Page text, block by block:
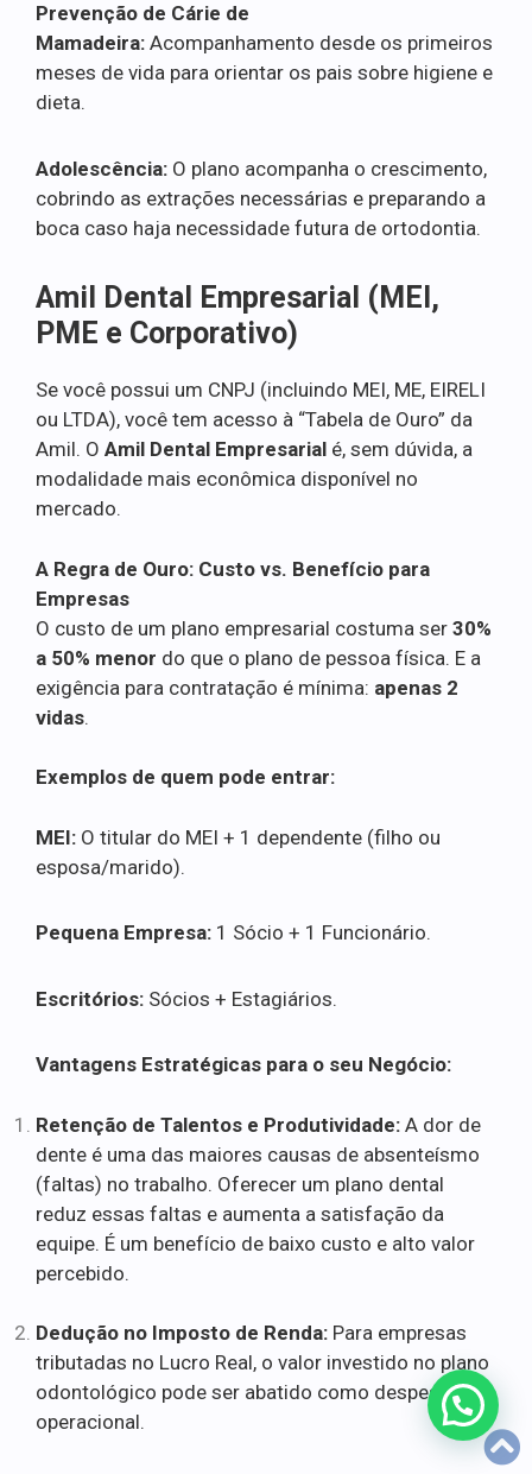
Prevenção de Cárie de
Mamadeira: Acompanhamento desde os primeiros
meses de vida para orientar os pais sobre higiene e
dieta.
Adolescência: O plano acompanha o crescimento,
cobrindo as extrações necessárias e preparando a
boca caso haja necessidade futura de ortodontia.
Amil Dental Empresarial (MEI,
PME e Corporativo)
Se você possui um CNPJ (incluindo MEI, ME, EIRELI
ou LTDA), você tem acesso à “Tabela de Ouro” da
Amil. O Amil Dental Empresarial é, sem dúvida, a
modalidade mais econômica disponível no
mercado.
A Regra de Ouro: Custo vs. Benefício para
Empresas
O custo de um plano empresarial costuma ser 30%
a 50% menor do que o plano de pessoa física. E a
exigência para contratação é mínima: apenas 2
vidas.
Exemplos de quem pode entrar:
MEI: O titular do MEI + 1 dependente (filho ou
esposa/marido).
Pequena Empresa: 1 Sócio + 1 Funcionário.
Escritórios: Sócios + Estagiários.
Vantagens Estratégicas para o seu Negócio:
Retenção de Talentos e Produtividade: A dor de
dente é uma das maiores causas de absenteísmo
(faltas) no trabalho. Oferecer um plano dental
reduz essas faltas e aumenta a satisfação da
equipe. É um benefício de baixo custo e alto valor
percebido.
Dedução no Imposto de Renda: Para empresas
tributadas no Lucro Real, o valor investido no plano
odontológico pode ser abatido como despesa
operacional.